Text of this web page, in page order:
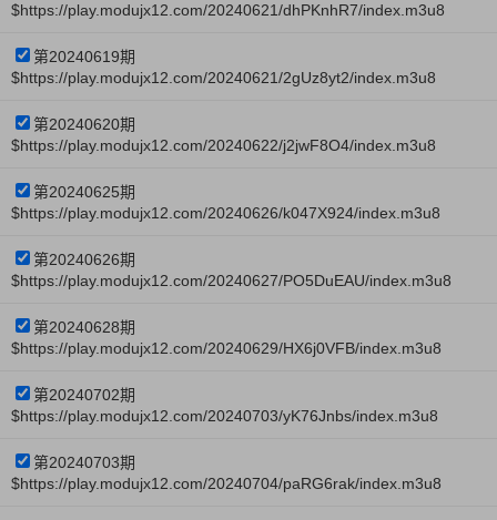
$https://play.modujx12.com/20240621/dhPKnhR7/index.m3u8
第20240619期
$https://play.modujx12.com/20240621/2gUz8yt2/index.m3u8
第20240620期
$https://play.modujx12.com/20240622/j2jwF8O4/index.m3u8
第20240625期
$https://play.modujx12.com/20240626/k047X924/index.m3u8
第20240626期
$https://play.modujx12.com/20240627/PO5DuEAU/index.m3u8
第20240628期
$https://play.modujx12.com/20240629/HX6j0VFB/index.m3u8
第20240702期
$https://play.modujx12.com/20240703/yK76Jnbs/index.m3u8
第20240703期
$https://play.modujx12.com/20240704/paRG6rak/index.m3u8